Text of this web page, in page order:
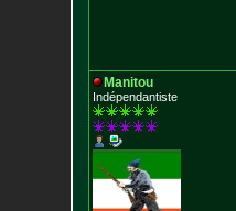
Manitou
Indépendantiste